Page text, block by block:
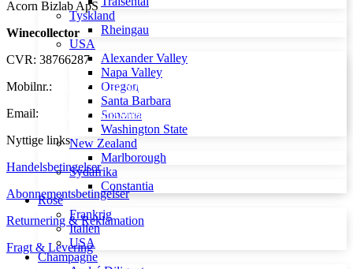
Tyskland
Rheingau
USA
Alexander Valley
Napa Valley
Oregon
Santa Barbara
Sonoma
Washington State
New Zealand
Marlborough
Sydafrika
Constantia
Rosé
Frankrig
Italien
USA
Champagne
Acorn Bizlab ApS
Winecollector
CVR: 38766287
Mobilnr.:
+45 42 60 35 80
Email:
kontakt@winecollector.dk
Nyttige links
Handelsbetingelser
Abonnementsbetingelser
Returnering & Reklamation
Fragt & Levering